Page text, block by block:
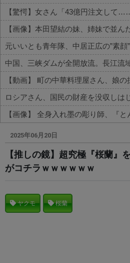
元いいとも青年隊、中居正広の”素顔
中国、三峡ダムが全開放流。長江流
ロシアさん、国民の財産を没収しは
Powered by livedoor 相互RSS
2025年06月20日
【推しの鏡】超究極『桜蘭』
がコチラｗｗｗｗｗｗ
ヤクモ 桜蘭